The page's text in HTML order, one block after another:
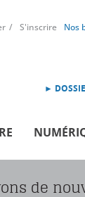
S'inscrire Nos
►
de